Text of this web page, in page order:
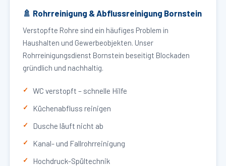
🚿 Rohrreinigung & Abflussreinigung Bornstein
Verstopfte Rohre sind ein häufiges Problem in
Haushalten und Gewerbeobjekten. Unser
Rohrreinigungsdienst Bornstein beseitigt Blockaden
gründlich und nachhaltig.
WC verstopft – schnelle Hilfe
Küchenabfluss reinigen
Dusche läuft nicht ab
Kanal- und Fallrohrreinigung
Hochdruck-Spültechnik